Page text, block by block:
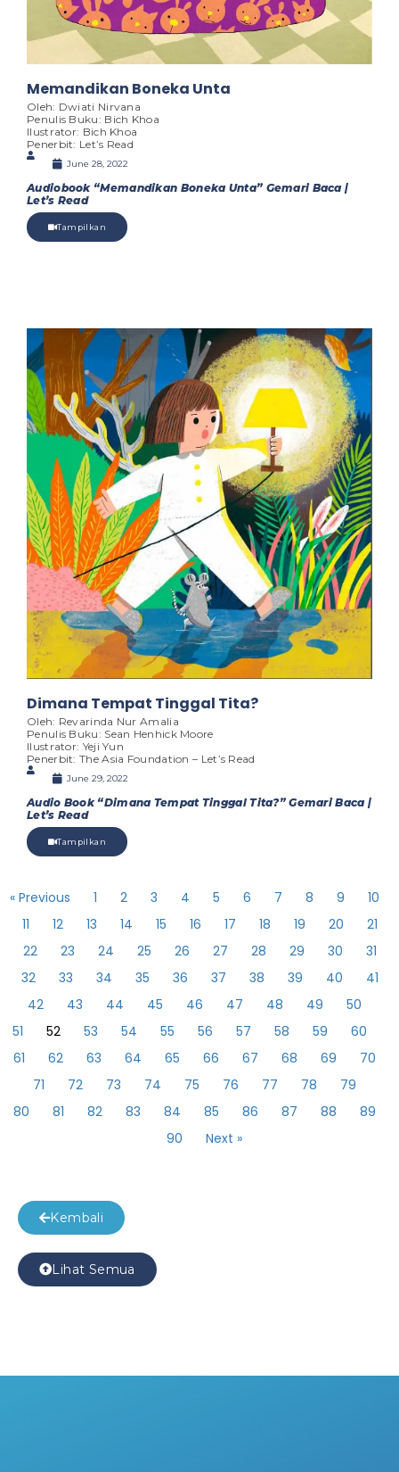
Memandikan Boneka Unta
Oleh: Dwiati Nirvana
Penulis Buku: Bich Khoa
Ilustrator: Bich Khoa
Penerbit: Let’s Read
June 28, 2022
Audiobook “Memandikan Boneka Unta” Gemari Baca |
Let’s Read
Tampilkan
Dimana Tempat Tinggal Tita?
Oleh: Revarinda Nur Amalia
Penulis Buku: Sean Henhick Moore
Ilustrator: Yeji Yun
Penerbit: The Asia Foundation – Let’s Read
June 29, 2022
Audio Book “Dimana Tempat Tinggal Tita?” Gemari Baca |
Let’s Read
Tampilkan
« Previous 1 2 3 4 5 6 7 8 9
10
11
12 13 14 15 16 17 18 19 20
21
22
23 24 25 26 27 28 29 30
31
32
33 34 35 36 37 38 39 40
41
42
43 44 45 46 47 48 49
50
51
52 53 54 55 56 57 58 59
60
61
62 63 64 65 66 67 68 69
70
71
72 73 74 75 76 77 78
79
80
81 82 83 84 85 86 87 88
89
90
Next »
Kembali
Lihat Semua